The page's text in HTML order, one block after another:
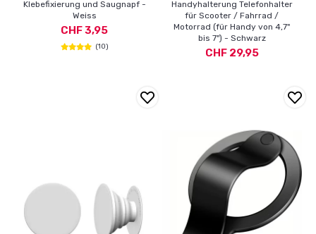
Klebefixierung und Saugnapf -
Weiss
CHF 3,95
(10)
Handyhalterung Telefonhalter
für Scooter / Fahrrad /
Motorrad (für Handy von 4,7"
bis 7") - Schwarz
CHF 29,95